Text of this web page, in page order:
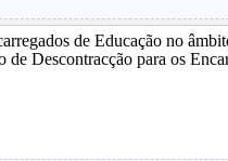
de Educação no
Descontracção para os